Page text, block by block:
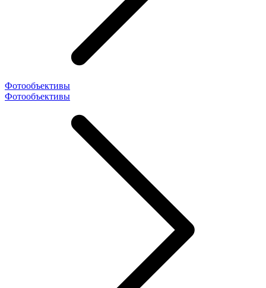
Фотообъективы
Фотообъективы